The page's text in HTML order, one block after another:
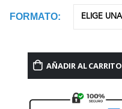
FORMATO
AÑADIR AL CARRITO